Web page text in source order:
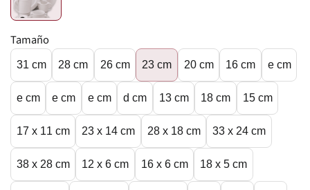
Tamaño
31 cm 28 cm 26 cm 23 cm 20 cm 16 cm e cm
e cm e cm e cm d cm 13 cm 18 cm 15 cm
17 x 11 cm 23 x 14 cm 28 x 18 cm 33 x 24 cm
38 x 28 cm 12 x 6 cm 16 x 6 cm 18 x 5 cm